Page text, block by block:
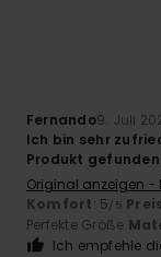
Fernando9. Juli
Ich bin sehr
Produkt
Original anzeigen -
Komfort: 5/5
Perfekte Größe
Ich empfehle